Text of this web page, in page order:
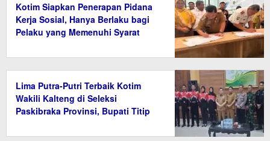
Kotim Siapkan Penerapan Pidana
Kerja Sosial, Hanya Berlaku bagi
Pelaku yang Memenuhi Syarat
Lima Putra-Putri Terbaik Kotim
Wakili Kalteng di Seleksi
Paskibraka Provinsi, Bupati Titip